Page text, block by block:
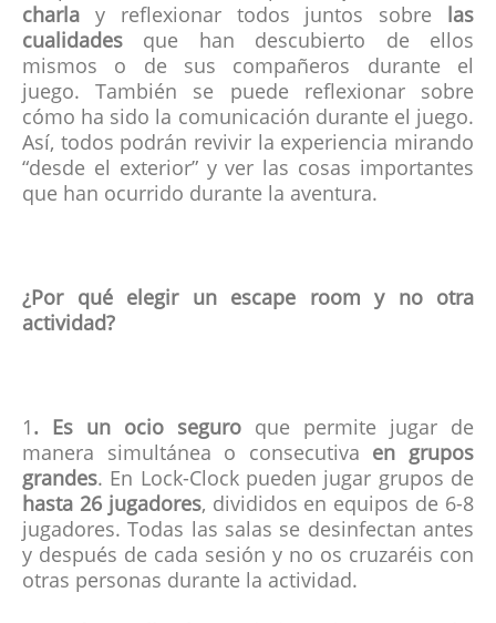
charla y reflexionar todos juntos sobre las
cualidades que han descubierto de ellos
mismos o de sus compañeros durante el
juego. También se puede reflexionar sobre
cómo ha sido la comunicación durante el juego.
Así, todos podrán revivir la experiencia mirando
“desde el exterior” y ver las cosas importantes
que han ocurrido durante la aventura.
¿Por qué elegir un escape room y no otra
actividad?
1 . Es un ocio seguro que permite jugar de
manera simultánea o consecutiva en grupos
grandes. En Lock-Clock pueden jugar grupos de
hasta 26 jugadores, divididos en equipos de 6-8
jugadores. Todas las salas se desinfectan antes
y después de cada sesión y no os cruzaréis con
otras personas durante la actividad.